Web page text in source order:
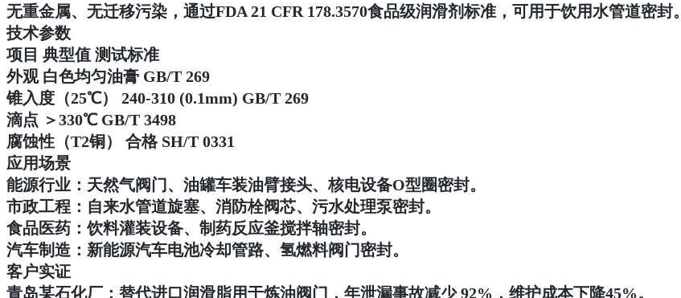
无重金属、无迁移污染，通过FDA 21 CFR 178.3570食品级润滑剂标准，可用于饮用水管道密封。
技术参数
项目 典型值 测试标准
外观 白色均匀油膏 GB/T 269
锥入度（25℃） 240-310 (0.1mm) GB/T 269
滴点 ＞330℃ GB/T 3498
腐蚀性（T2铜） 合格 SH/T 0331
应用场景
能源行业：天然气阀门、油罐车装油臂接头、核电设备O型圈密封。
市政工程：自来水管道旋塞、消防栓阀芯、污水处理泵密封。
食品医药：饮料灌装设备、制药反应釜搅拌轴密封。
汽车制造：新能源汽车电池冷却管路、氢燃料阀门密封。
客户实证
青岛某石化厂：替代进口润滑脂用于炼油阀门，年泄漏事故减少 92%，维护成本下降45%。